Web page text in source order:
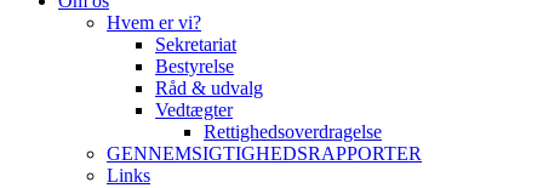
Hvem er vi?
Sekretariat
Bestyrelse
Råd & udvalg
Vedtægter
Rettighedsoverdragelse
GENNEMSIGTIGHEDSRAPPORTER
Links